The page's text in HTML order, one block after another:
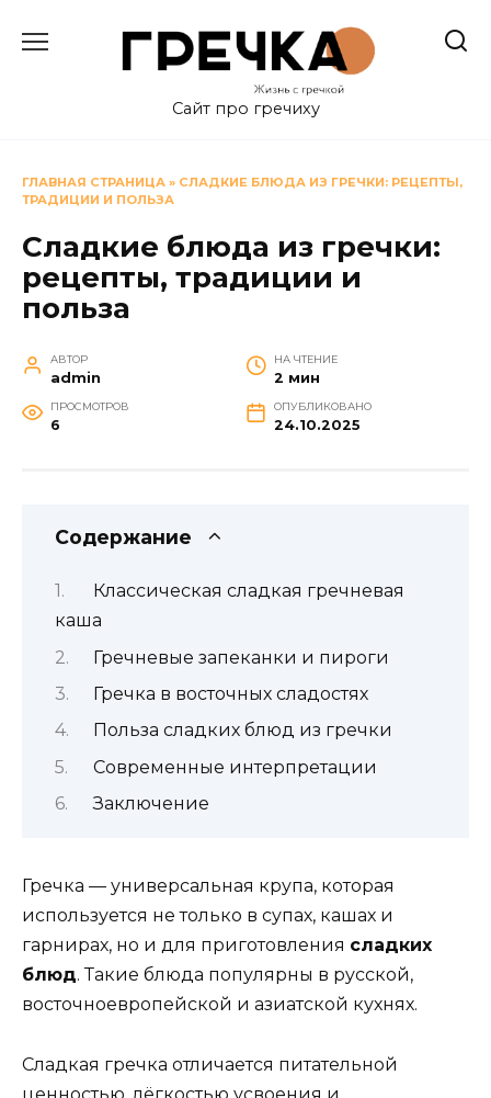
Сайт про гречиху
ГЛАВНАЯ СТРАНИЦА » СЛАДКИЕ БЛЮДА ИЗ ГРЕЧКИ: РЕЦЕПТЫ,
ТРАДИЦИИ И ПОЛЬЗА
Сладкие блюда из гречки:
рецепты, традиции и
польза
АВТОР
admin
НА ЧТЕНИЕ
2 мин
ПРОСМОТРОВ
6
ОПУБЛИКОВАНО
24.10.2025
Содержание
Классическая сладкая гречневая
каша
Гречневые запеканки и пироги
Гречка в восточных сладостях
Польза сладких блюд из гречки
Современные интерпретации
Заключение
Гречка — универсальная крупа, которая
используется не только в супах, кашах и
гарнирах, но и для приготовления сладких
блюд. Такие блюда популярны в русской,
восточноевропейской и азиатской кухнях.
Сладкая гречка отличается питательной
ценностью, лёгкостью усвоения и